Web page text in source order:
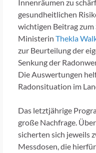
Innenräumen zu
gesundheitlichen
wichtigen Beitrag zum
Ministerin Thekla
zur Beurteilung der
Senkung der
Die Auswertungen
Radonsituation im
Das letztjährige
große Nachfrage.
sicherten sich jeweils
Messdosen, die